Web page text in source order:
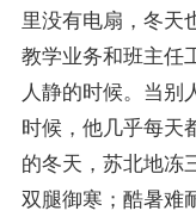
里没有电扇，冬天
教学业务和班主任
人静的时候。当别
时候，他几乎每天
的冬天，苏北地冻
双腿御寒；酷暑难